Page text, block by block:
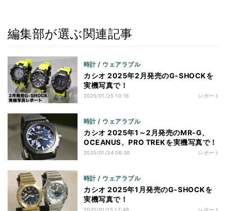
編集部が選ぶ関連記事
時計 / ウェアラブル
カシオ 2025年2月発売のG-SHOCKを
実機写真で！
2025/01/25 10:16 レポート
時計 / ウェアラブル
カシオ 2025年1～2月発売のMR-G、
OCEANUS、PRO TREKを実機写真で！
2025/01/24 06:30 レポート
時計 / ウェアラブル
カシオ 2025年1月発売のG-SHOCKを
実機写真で！
2025/01/15 17:49 レポート